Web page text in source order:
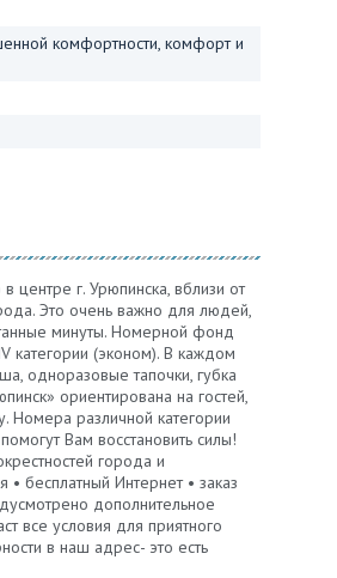
комфортности, комфорт и
центре г. Урюпинска, вблизи от
Это очень важно для людей,
минуты. Номерной фонд
категории (эконом). В каждом
одноразовые тапочки, губка
ориентирована на гостей,
различной категории
Вам восстановить силы!
города и
бесплатный Интернет • заказ
дополнительное
все условия для приятного
в наш адрес- это есть